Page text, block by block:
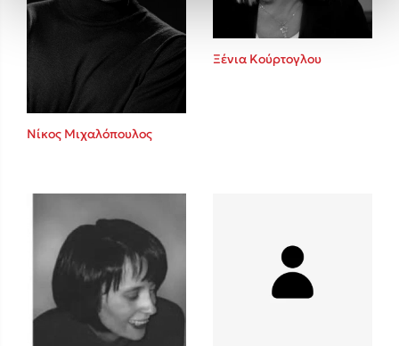
Νίκος Μιχαλόπουλος
Ξένια Κούρτογλου